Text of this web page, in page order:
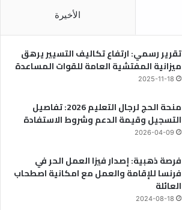
الأخيرة
تقرير رسمي: ارتفاع تكاليف التسيير يرهق
ميزانية المفتشية العامة للقوات المساعدة
2025-11-18
منحة الحج لرجال التعليم 2026: تفاصيل
التسجيل وقيمة الدعم وشروط الاستفادة
2026-04-09
فرصة ذهبية: إصدار فيزا العمل الحر في
فرنسا للإقامة والعمل مع امكانية اصطحاب
العائلة
2024-08-18